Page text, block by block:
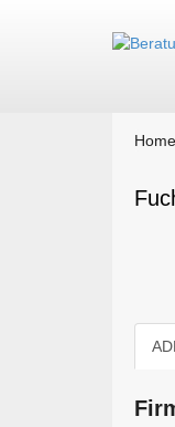
Home